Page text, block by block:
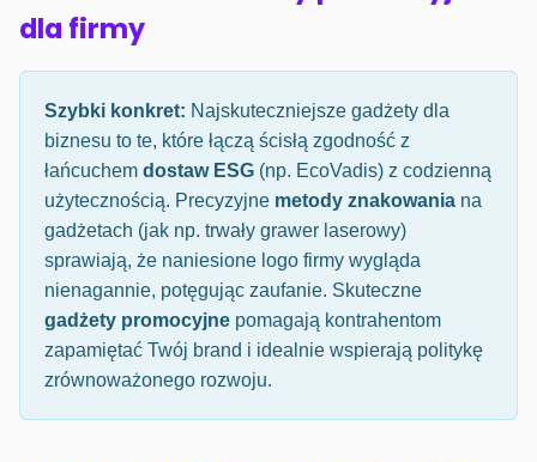
dla firmy
Szybki konkret: Najskuteczniejsze gadżety dla
biznesu to te, które łączą ścisłą zgodność z
łańcuchem dostaw ESG (np. EcoVadis) z codzienną
użytecznością. Precyzyjne metody znakowania na
gadżetach (jak np. trwały grawer laserowy)
sprawiają, że naniesione logo firmy wygląda
nienagannie, potęgując zaufanie. Skuteczne
gadżety promocyjne pomagają kontrahentom
zapamiętać Twój brand i idealnie wspierają politykę
zrównoważonego rozwoju.